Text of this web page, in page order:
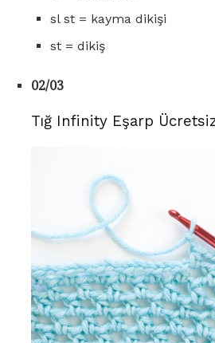
sl st = kayma dikişi
st = dikiş
02/03
Tığ Infinity Eşarp